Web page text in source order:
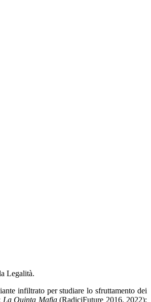
Legalità.
infiltrato per studiare lo sfruttamento dei
La Quinta Mafia(RadiciFuture 2016, 2022);